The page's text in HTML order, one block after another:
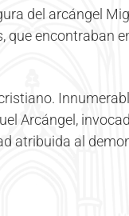
del arcángel
encontraban
Arcángel,
atribuida al